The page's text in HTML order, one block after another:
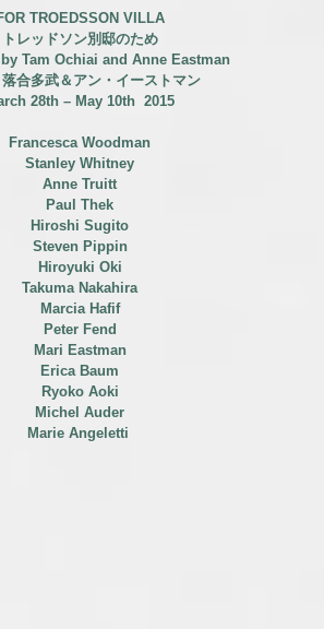
TROEDSSON VILLA
トレッドソン別邸のため
Tam Ochiai and Anne Eastman
合多武＆アン・イーストマン
28th – May 10th 2015
Francesca Woodman
Stanley Whitney
Anne Truitt
Paul Thek
Hiroshi Sugito
Steven Pippin
Hiroyuki Oki
Takuma Nakahira
Marcia Hafif
Peter Fend
Mari Eastman
Erica Baum
Ryoko Aoki
Michel Auder
Marie Angeletti